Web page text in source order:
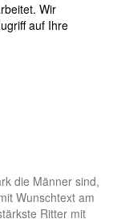
Wir
auf Ihre
die Männer sind,
Wunschtext am
Ritter mit